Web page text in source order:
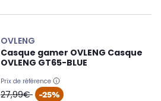
OVLENG
Casque gamer OVLENG Casque
OVLENG GT65-BLUE
Prix de référence
oldPrice
27,99€ -25%